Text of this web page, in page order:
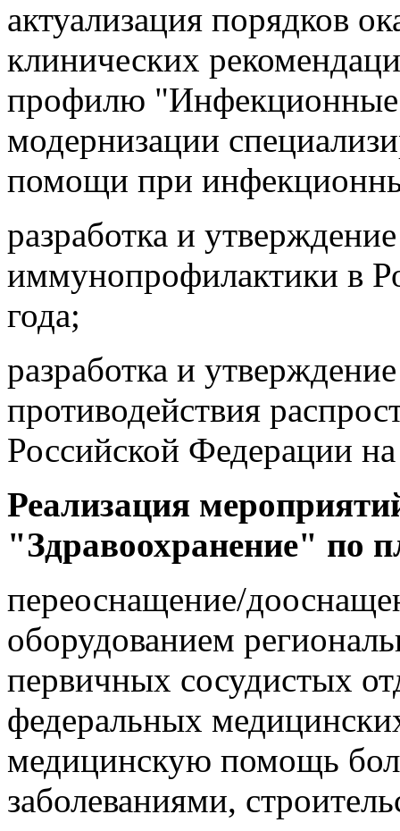
актуализация порядков
клинических
профилю "Инфекционные
модернизации
помощи при
разработка и
иммунопрофилактики в
года;
разработка и
противодействия
Российской Федерации
Реализация
"Здравоохранение" по
переоснащение/
оборудованием
первичных сосудистых
федеральных
медицинскую помощь
заболеваниями,